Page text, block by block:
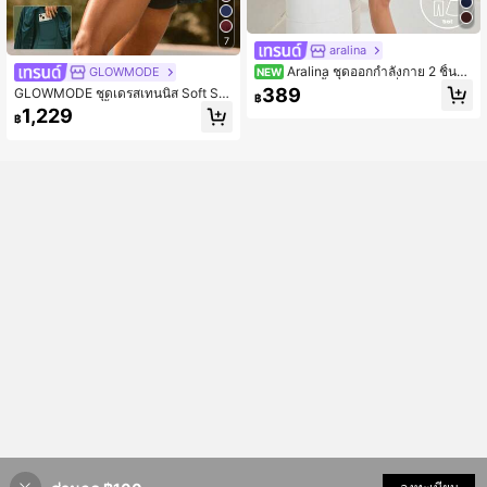
7
GLOWMODE
GLOWMODE ชุดเดรสเทนนิส Soft Sw
ing มีกางเกงขาสั้นในตัว กระเป๋าข้าง แ
ต่งขอบตัดกัน คอกลม เอวต่ำพิเศษ จีบห
฿1,229
aralina
NEW Aralina ชุดออกกำลังกาย 2 ชิ้นสำ
หรับผู้หญิง เสื้อครอปคอวีต่ำและกางเกง
ขาสั้น
฿389